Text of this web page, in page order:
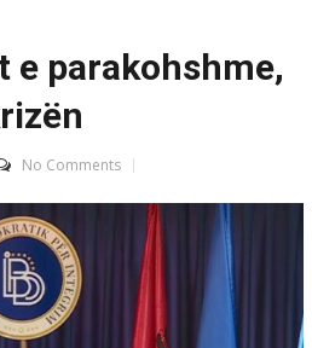
e parakohshme,
No Comments